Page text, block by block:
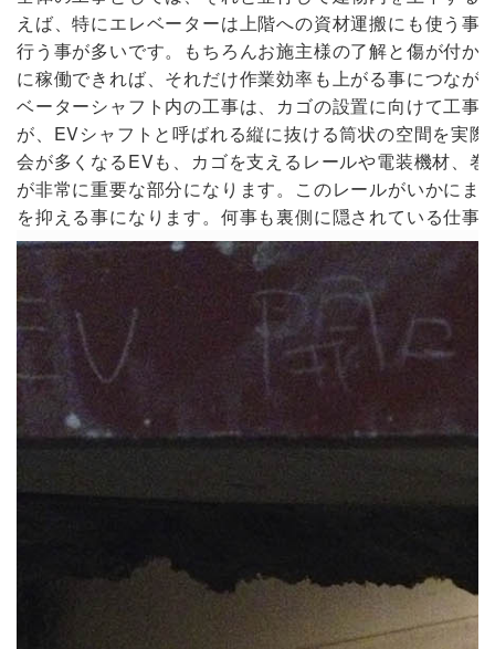
えば、特にエレベーターは上階への資材運搬にも使う
行う事が多いです。もちろんお施主様の了解と傷が付
に稼働できれば、それだけ作業効率も上がる事につな
ベーターシャフト内の工事は、カゴの設置に向けて工
が、EVシャフトと呼ばれる縦に抜ける筒状の空間を実
会が多くなるEVも、カゴを支えるレールや電装機材、
が非常に重要な部分になります。このレールがいかに
を抑える事になります。何事も裏側に隠されている仕